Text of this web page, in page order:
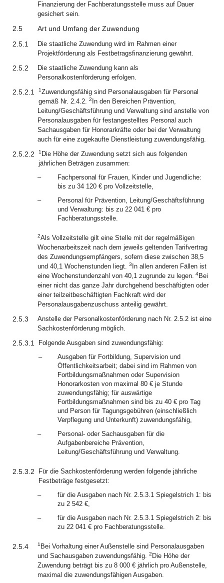
Finanzierung der Fachberatungsstelle muss auf Dauer
gesichert sein.
2.5
Art und Umfang der Zuwendung
2.5.1
Die staatliche Zuwendung wird im Rahmen einer
Projektförderung als Festbetragsfinanzierung gewährt.
2.5.2
Die staatliche Zuwendung kann als
Personalkostenförderung erfolgen.
2.5.2.1 1Zuwendungsfähig sind Personalausgaben für Personal
gemäß Nr. 2.4.2. 2 In den Bereichen Prävention,
Leitung/Geschäftsführung und Verwaltung sind anstelle von
Personalausgaben für festangestelltes Personal auch
Sachausgaben für Honorarkräfte oder bei der Verwaltung
auch für eine zugekaufte Dienstleistung zuwendungsfähig.
2.5.2.2 1 Die Höhe der Zuwendung setzt sich aus folgenden
jährlichen Beträgen zusammen:
–
Fachpersonal für Frauen, Kinder und Jugendliche:
bis zu 34 120 € pro Vollzeitstelle,
–
Personal für Prävention, Leitung/Geschäftsführung
und Verwaltung: bis zu 22 041 € pro
Fachberatungsstelle.
2Als Vollzeitstelle gilt eine Stelle mit der regelmäßigen
Wochenarbeitszeit nach dem jeweils geltenden Tarifvertrag
des Zuwendungsempfängers, sofern diese zwischen 38,5
und 40,1 Wochenstunden liegt. 3 In allen anderen Fällen ist
eine Wochenstundenzahl von 40,1 zugrunde zu legen. 4Bei
einer nicht das ganze Jahr durchgehend beschäftigten oder
einer teilzeitbeschäftigten Fachkraft wird der
Personalausgabenzuschuss anteilig gewährt.
2.5.3
Anstelle der Personalkostenförderung nach Nr. 2.5.2 ist eine
Sachkostenförderung möglich.
2.5.3.1
Folgende Ausgaben sind zuwendungsfähig:
–
Ausgaben für Fortbildung, Supervision und
Öffentlichkeitsarbeit; dabei sind im Rahmen von
Fortbildungsmaßnahmen oder Supervision
Honorarkosten von maximal 80 € je Stunde
zuwendungsfähig; für auswärtige
Fortbildungsmaßnahmen sind bis zu 40 € pro Tag
und Person für Tagungsgebühren (einschließlich
Verpflegung und Unterkunft) zuwendungsfähig,
–
Personal- oder Sachausgaben für die
Aufgabenbereiche Prävention,
Leitung/Geschäftsführung und Verwaltung.
2.5.3.2
Für die Sachkostenförderung werden folgende jährliche
Festbeträge festgesetzt:
–
für die Ausgaben nach Nr. 2.5.3.1 Spiegelstrich 1: bis
zu 2 542 €,
–
für die Ausgaben nach Nr. 2.5.3.1 Spiegelstrich 2: bis
zu 22 041 € pro Fachberatungsstelle.
2.5.4 1 Bei Vorhaltung einer Außenstelle sind Personalausgaben
und Sachausgaben zuwendungsfähig. 2 Die Höhe der
Zuwendung beträgt bis zu 8 000 € jährlich pro Außenstelle,
maximal die zuwendungsfähigen Ausgaben.